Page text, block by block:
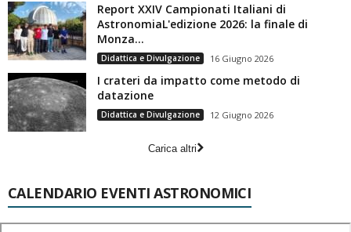
Report XXIV Campionati Italiani di
AstronomiaL'edizione 2026: la finale di
Monza...
Didattica e Divulgazione 16 Giugno 2026
I crateri da impatto come metodo di
datazione
Didattica e Divulgazione 12 Giugno 2026
Carica altri
CALENDARIO EVENTI ASTRONOMICI